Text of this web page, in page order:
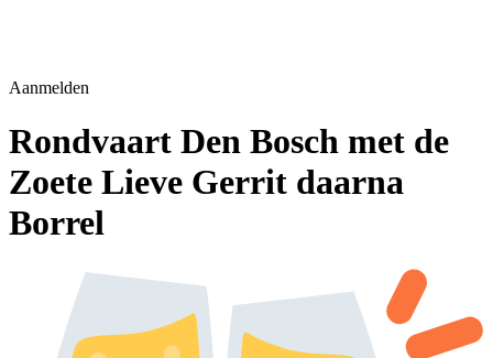
Aanmelden
Rondvaart Den Bosch met de
Zoete Lieve Gerrit daarna
Borrel